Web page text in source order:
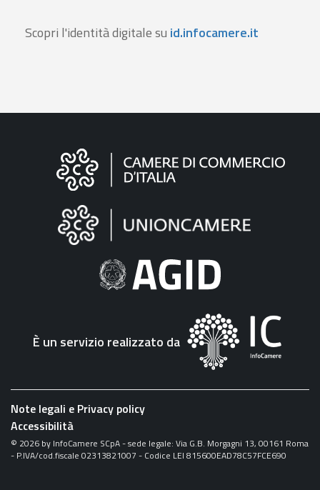
Scopri l'identità digitale su id.infocamere.it
Informazioni
"Fattura
Elettronica"
È un servizio realizzato da
Note legali e Privacy policy
Accessibilità
© 2026 by InfoCamere SCpA - sede legale: Via G.B. Morgagni 13, 00161 Roma
- P.IVA/cod.fiscale 02313821007 - Codice LEI 815600EAD78C57FCE690